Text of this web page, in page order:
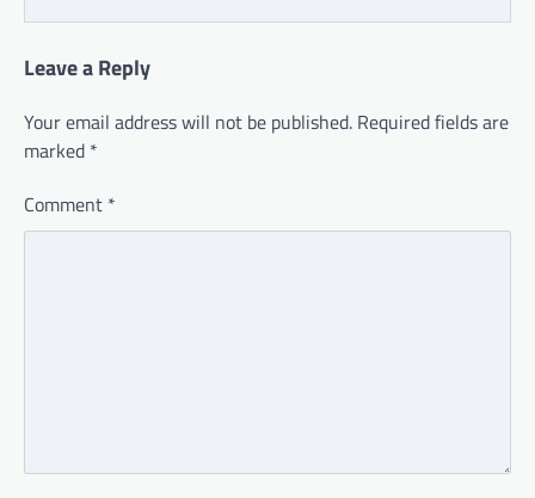
Leave a Reply
Your email address will not be published. Required fields are
marked *
Comment *